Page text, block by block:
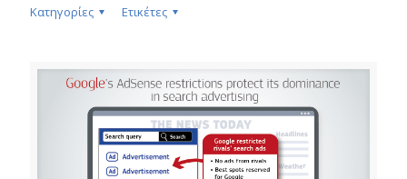
Κατηγορίες Ετικέτες